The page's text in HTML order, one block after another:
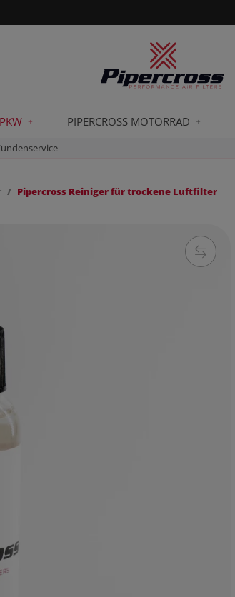
PIPERCROSS MOTORRAD
Pipercross Reiniger für trockene Luftfilter